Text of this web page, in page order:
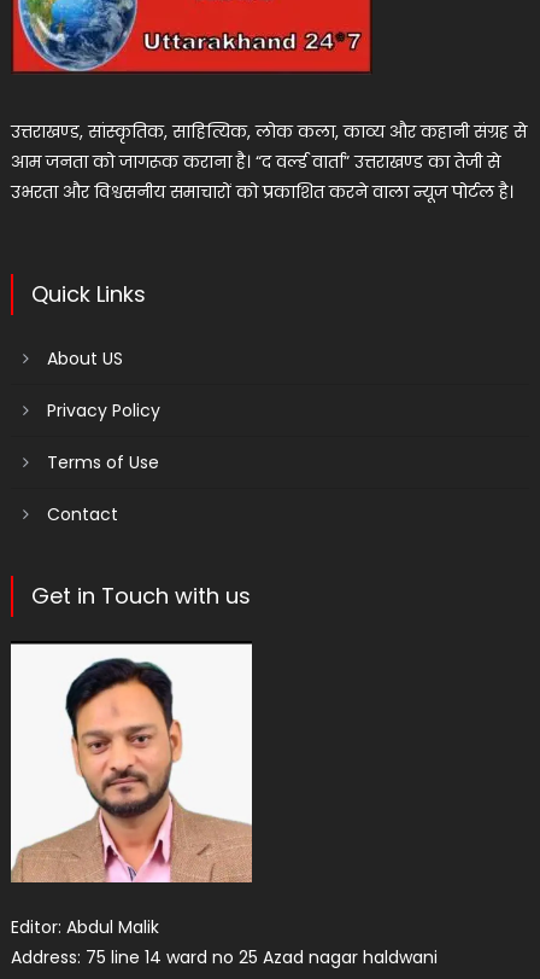
उत्तराखण्ड, सांस्कृतिक, साहित्यिक, लोक कला, काव्य और कहानी संग्रह से
आम जनता को जागरूक कराना है। “द वर्ल्ड वार्ता” उत्तराखण्ड का तेजी से
उभरता और विश्वसनीय समाचारों को प्रकाशित करने वाला न्यूज पोर्टल है।
Quick Links
About US
Privacy Policy
Terms of Use
Contact
Get in Touch with us
Editor: Abdul Malik
Address: 75 line 14 ward no 25 Azad nagar haldwani